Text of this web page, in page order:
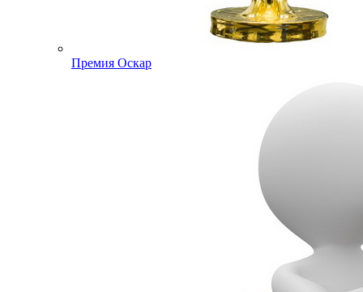
Премия Оскар